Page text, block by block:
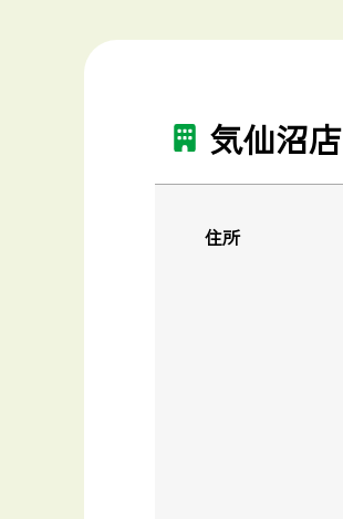
気仙沼店
住所